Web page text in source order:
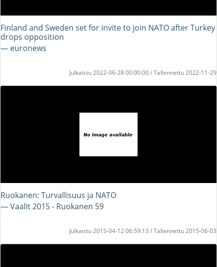
Finland and Sweden set for invite to join NATO after Turkey
drops opposition
― euronews
Julkaistu 2022-06-28 00:00:00 / Tallennettu 2022-11-29
Ruokanen: Turvallisuus ja NATO
― Vaalit 2015 - Ruokanen 59
Julkaistu 2015-04-12 06:59:13 / Tallennettu 2015-06-03